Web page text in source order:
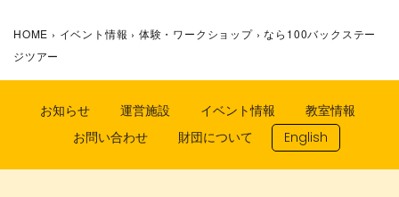
HOME › イベント情報 › 体験・ワークショップ › なら100バックステー
ジツアー
お知らせ 運営施設 イベント情報
教室情報
お問い合わせ
財団について English